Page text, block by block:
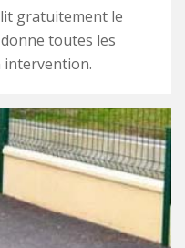
gratuitement le
toutes les
intervention.